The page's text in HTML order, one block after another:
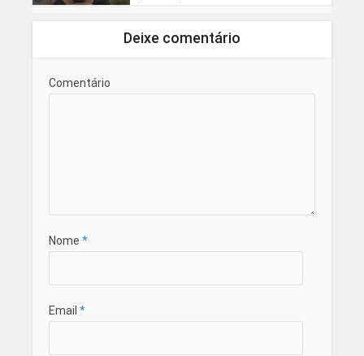
Deixe comentário
Comentário
Nome *
Email *